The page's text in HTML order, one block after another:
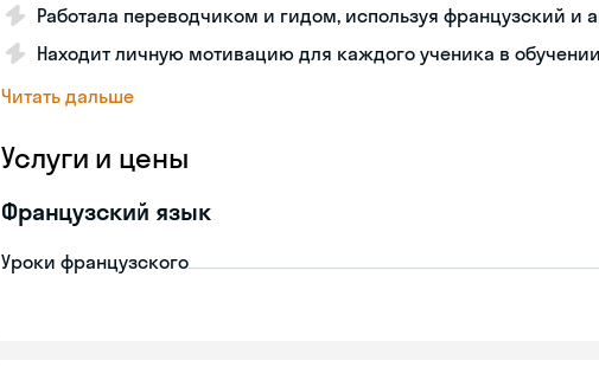
Работала переводчиком и гидом, используя французский и
Находит личную мотивацию для каждого ученика в
Читать дальше
Услуги и цены
Французский язык
Уроки французского